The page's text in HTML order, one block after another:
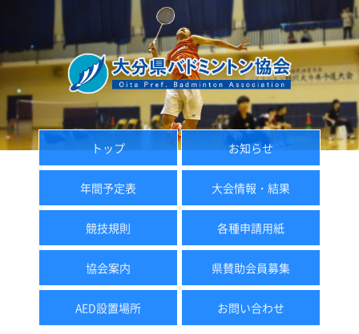
トップ お知らせ
年間予定表 大会情報・結果
競技規則 各種申請用紙
協会案内 県賛助会員募集
AED設置場所 お問い合わせ